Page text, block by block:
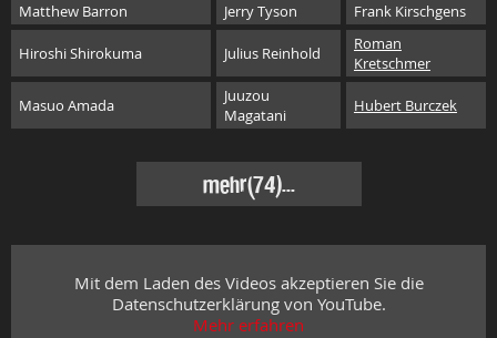
Matthew Barron
Jerry Tyson Frank Kirschgens
Hiroshi Shirokuma Julius Reinhold
Roman
Kretschmer
Masuo Amada
Juuzou
Magatani
Hubert Burczek
mehr(74)...
Mit dem Laden des Videos akzeptieren Sie die
Datenschutzerklärung von YouTube.
Mehr erfahren